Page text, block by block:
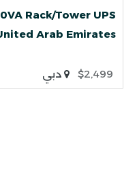
Rack/Tower UPS
Arab Emirates
$2,499 دبي